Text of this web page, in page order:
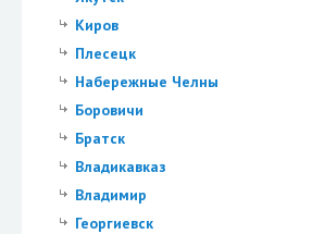
Киров
Плесецк
Набережные Челны
Боровичи
Братск
Владикавказ
Владимир
Георгиевск